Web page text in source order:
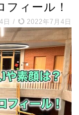
ィール！
日 / 2022年7月4日